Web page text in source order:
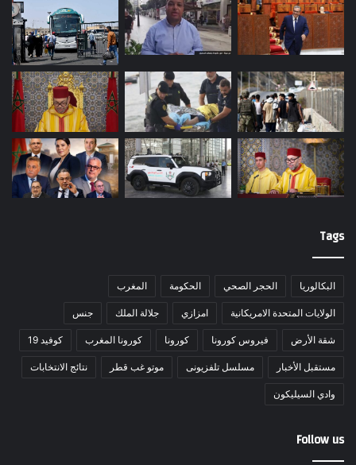
Tags
البكالوريا الحجر الصحي الحكومة المغرب
الولايات المتحدة الامريكانية امزازي جلالة الملك جنس
شقة الأرض فيروس كورونا كورونا كورونا المغرب كوفيد 19
مستقبل الأخبار مسلسل تلفزيونى موتو غب قطر نتائج الانتخابات
وادي السيليكون
Follow us